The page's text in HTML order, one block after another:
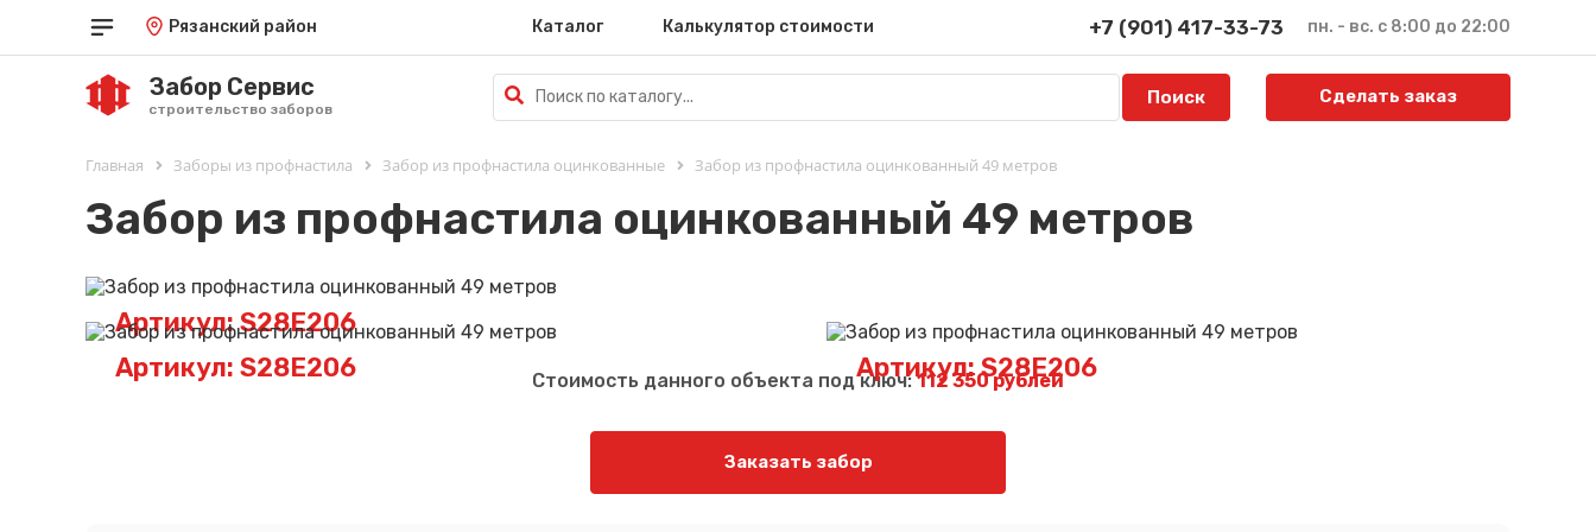
Рязанский район Каталог Калькулятор стоимости +7 (901) 417-33-73 пн. - вс. с 8:00 до 22:00
Забор Сервис
строительство заборов
Сделать заказ
Главная Заборы из профнастила Забор из профнастила оцинкованные Забор из профнастила оцинкованный 49 метров
Забор из профнастила оцинкованный 49 метров
Артикул: S28E206
Артикул: S28E206
Артикул: S28E206
Стоимость данного объекта под ключ:112 350 рублей
Заказать забор